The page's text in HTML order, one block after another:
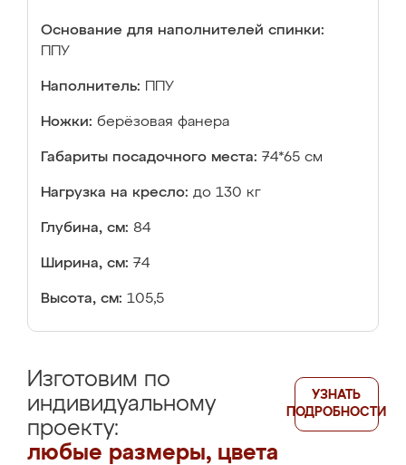
Основание для наполнителей спинки:
ППУ
Наполнитель: ППУ
Ножки: берёзовая фанера
Габариты посадочного места: 74*65 см
Нагрузка на кресло: до 130 кг
Глубина, см: 84
Ширина, см: 74
Высота, см: 105,5
Изготовим по
индивидуальному
проекту:
любые размеры, цвета
УЗНАТЬ
ПОДРОБНОСТИ